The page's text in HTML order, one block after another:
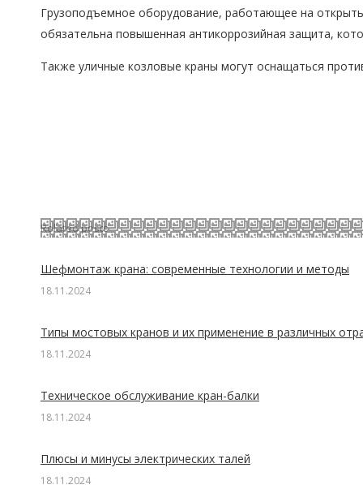
Грузоподъемное оборудование, работающее на
обязательна повышенная антикоррозийная защита,
Также уличные козловые краны могут оснащаться
Related posts
Шефмонтаж крана: современные технологии и методы
18.11.2024
Типы мостовых кранов и их применение в различных
18.11.2024
Техническое обслуживание кран-балки
18.11.2024
Плюсы и минусы электрических талей
18.11.2024